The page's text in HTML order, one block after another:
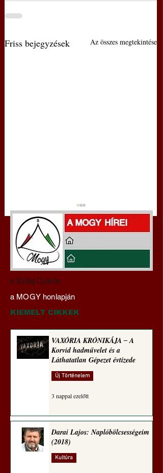
Friss bejegyzések Az összes megtekintése
Darai Lajos:
Naplóbölcsességeim
(2024)
a Szilaj Csikón
a MOGY honlapján
KIEMELT CIKKEK
VAXÓRIA KRÓNIKÁJA ‒ A
Korvid hadművelet és a
Láthatatlan Gépezet évtizede
Új Történelem
3 nappal ezelőtt
Darai Lajos: Naplóbölcsességeim
(2018)
Kultúra